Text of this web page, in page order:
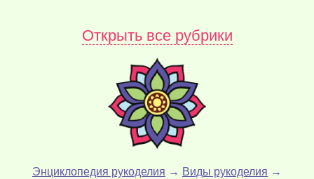
Открыть все рубрики
Энциклопедия рукоделия → Виды рукоделия →